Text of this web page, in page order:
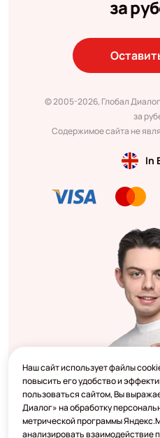
за
© 2005-2026, Глобал
за
Содержимое сайта не
In
Наш сайт использует файлы
повысить его удобство и
пользоваться сайтом, Вы
Диалог» на обработку
метрической программы
анализировать взаимодействие